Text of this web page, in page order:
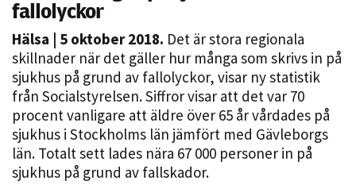
fallolyckor
Hälsa | 5 oktober 2018. Det är stora regionala
skillnader när det gäller hur många som skrivs in på
sjukhus på grund av fallolyckor, visar ny statistik
från Socialstyrelsen. Siffror visar att det var 70
procent vanligare att äldre över 65 år vårdades på
sjukhus i Stockholms län jämfört med Gävleborgs
län. Totalt sett lades nära 67 000 personer in på
sjukhus på grund av fallskador.Nödvändiga
Dessa kakor